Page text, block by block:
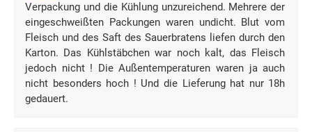
Verpackung und die Kühlung unzureichend. Mehrere der
eingeschweißten Packungen waren undicht. Blut vom
Fleisch und des Saft des Sauerbratens liefen durch den
Karton. Das Kühlstäbchen war noch kalt, das Fleisch
jedoch nicht ! Die Außentemperaturen waren ja auch
nicht besonders hoch ! Und die Lieferung hat nur 18h
gedauert.